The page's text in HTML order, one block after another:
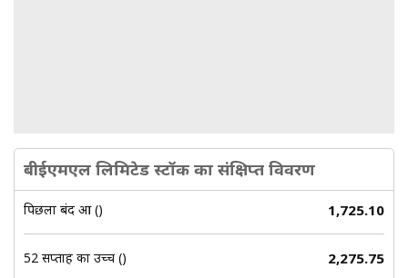
बीईएमएल लिमिटेड स्टॉक का संक्षिप्त विवरण
पिछला बंद हुआ (₹) 1,725.10
52 सप्ताह का उच्च (₹) 2,275.75